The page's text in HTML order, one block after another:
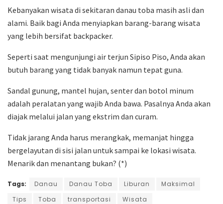
Kebanyakan wisata di sekitaran danau toba masih asli dan
alami. Baik bagi Anda menyiapkan barang-barang wisata
yang lebih bersifat backpacker.
Seperti saat mengunjungi air terjun Sipiso Piso, Anda akan
butuh barang yang tidak banyak namun tepat guna.
Sandal gunung, mantel hujan, senter dan botol minum
adalah peralatan yang wajib Anda bawa. Pasalnya Anda akan
diajak melalui jalan yang ekstrim dan curam.
Tidak jarang Anda harus merangkak, memanjat hingga
bergelayutan di sisi jalan untuk sampai ke lokasi wisata.
Menarik dan menantang bukan? (*)
Tags: Danau Danau Toba Liburan
Maksimal
Tips
Toba transportasi Wisata